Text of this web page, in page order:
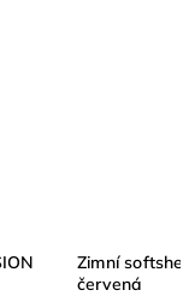
Zimní
červená